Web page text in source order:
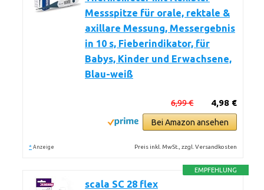
Messspitze für orale, rektale &
axillare Messung, Messergebnis
in 10 s, Fieberindikator, für
Babys, Kinder und Erwachsene,
Blau-weiß
4,98 €
6,99 €
Bei Amazon ansehen
* Anzeige Preis inkl. MwSt., zzgl. Versandkosten
EMPFEHLUNG
scala SC 28 flex